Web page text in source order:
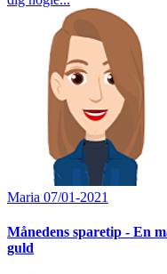
Maria 07/01-2021
Månedens sparetip - En
guld